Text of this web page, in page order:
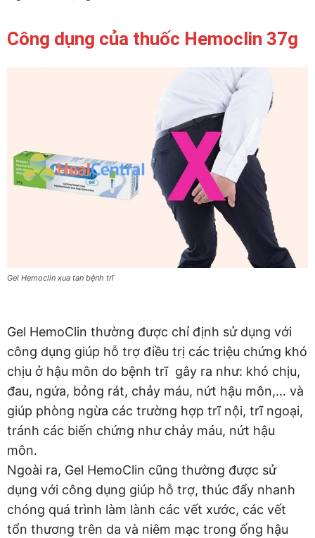
Công dụng của thuốc Hemoclin 37g
Gel Hemoclin xua tan bệnh trĩ
Gel HemoClin thường được chỉ định sử dụng với
công dụng giúp hỗ trợ điều trị các triệu chứng khó
chịu ở hậu môn do bệnh trĩ gây ra như: khó chịu,
đau, ngứa, bỏng rát, chảy máu, nứt hậu môn,… và
giúp phòng ngừa các trường hợp trĩ nội, trĩ ngoại,
tránh các biến chứng như chảy máu, nứt hậu
môn.
Ngoài ra, Gel HemoClin cũng thường được sử
dụng với công dụng giúp hỗ trợ, thúc đẩy nhanh
chóng quá trình làm lành các vết xước, các vết
tổn thương trên da và niêm mạc trong ống hậu